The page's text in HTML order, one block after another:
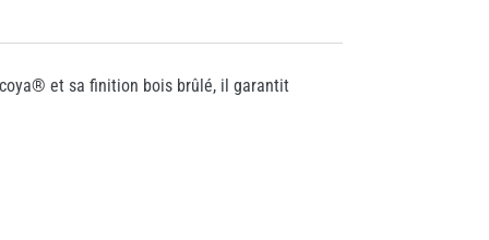
et sa finition bois brûlé, il garantit